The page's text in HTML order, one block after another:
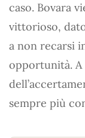
caso. Bovara
vittorioso,
a non recarsi
opportunità. A
sempre più